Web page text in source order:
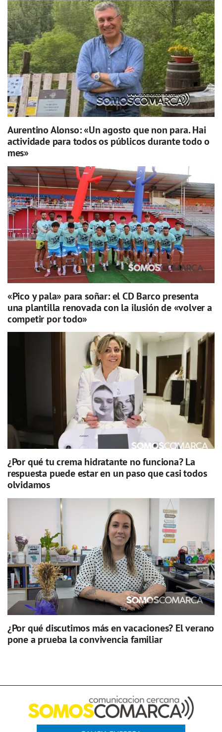
Aurentino Alonso: «Un agosto que non para. Hai
actividade para todos os públicos durante todo o
mes»
«Pico y pala» para soñar: el CD Barco presenta
una plantilla renovada con la ilusión de «volver a
competir por todo»
¿Por qué tu crema hidratante no funciona? La
respuesta puede estar en un paso que casi todos
olvidamos
¿Por qué discutimos más en vacaciones? El verano
pone a prueba la convivencia familiar